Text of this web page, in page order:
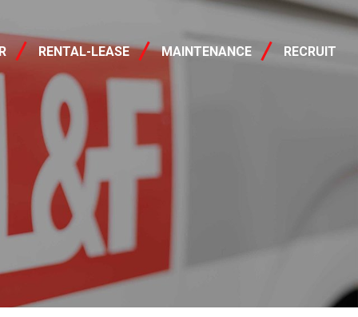
RENTAL-LEASE
レンタル・リース MAINTENANCE RECRUIT